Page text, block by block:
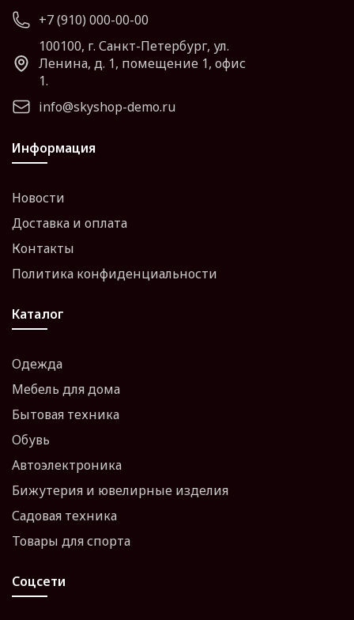
+7 (910) 000-00-00
100100, г. Санкт-Петербург, ул.
Ленина, д. 1, помещение 1, офис
1.
info@skyshop-demo.ru
Информация
Новости
Доставка и оплата
Контакты
Политика конфиденциальности
Каталог
Одежда
Мебель для дома
Бытовая техника
Обувь
Автоэлектроника
Бижутерия и ювелирные изделия
Садовая техника
Товары для спорта
Соцсети